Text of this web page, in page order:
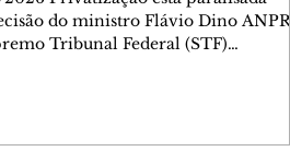
do ministro Flávio Dino ANPR
Tribunal Federal (STF)